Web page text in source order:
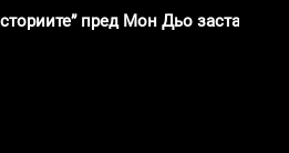
пред Мон Дьо застава